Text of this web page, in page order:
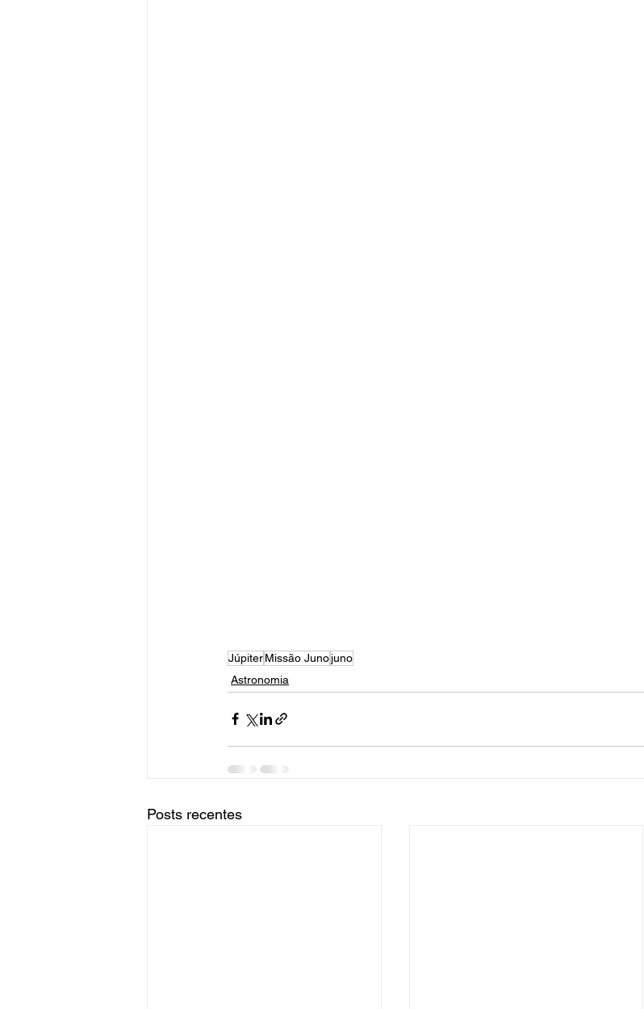
JúpiterMissão Junojuno
Astronomia
Posts recentes